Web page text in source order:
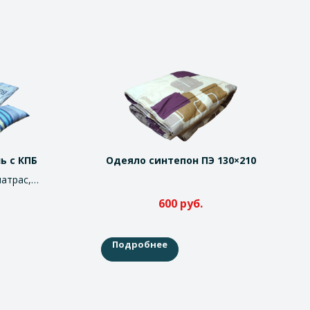
с КПБ
Одеяло синтепон ПЭ 130×210
600 руб.
Подробнее